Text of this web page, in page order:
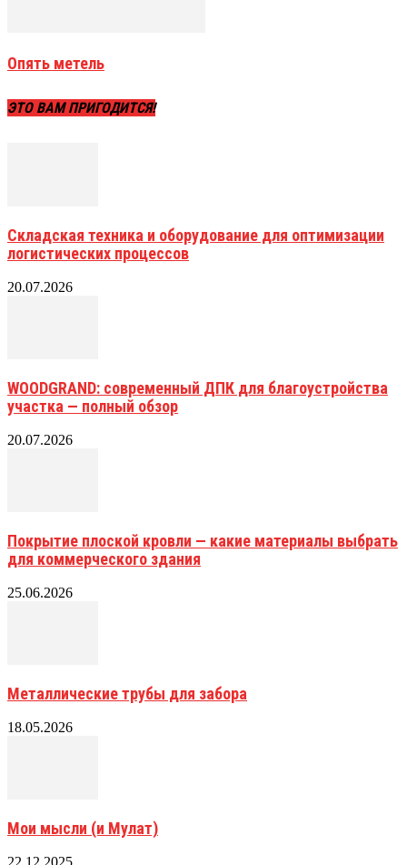
Опять метель
ЭТО ВАМ ПРИГОДИТСЯ!
Складская техника и оборудование для оптимизации
логистических процессов
20.07.2026
WOODGRAND: современный ДПК для благоустройства
участка — полный обзор
20.07.2026
Покрытие плоской кровли — какие материалы выбрать
для коммерческого здания
25.06.2026
Металлические трубы для забора
18.05.2026
Мои мысли (и Мулат)